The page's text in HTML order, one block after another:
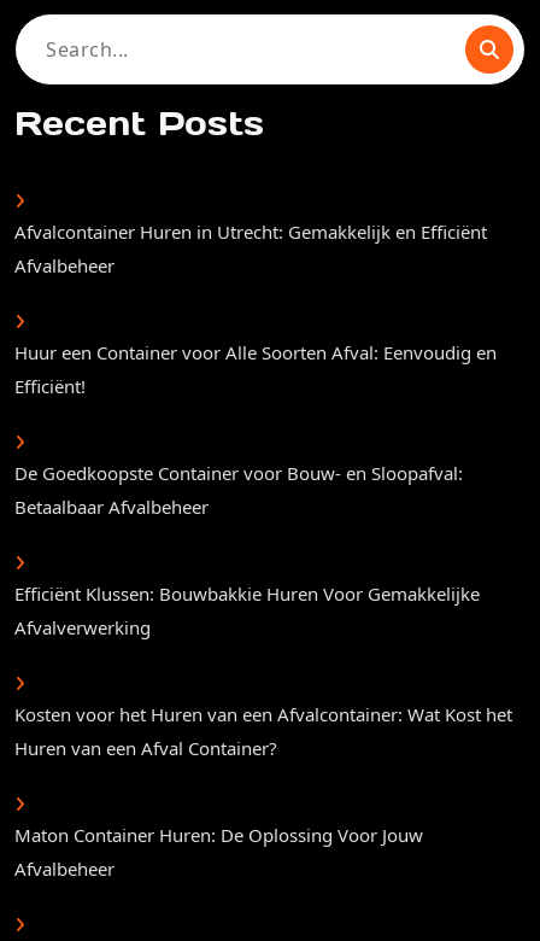
Search
Recent Posts
Afvalcontainer Huren in Utrecht: Gemakkelijk en Efficiënt
Afvalbeheer
Huur een Container voor Alle Soorten Afval: Eenvoudig en
Efficiënt!
De Goedkoopste Container voor Bouw- en Sloopafval:
Betaalbaar Afvalbeheer
Efficiënt Klussen: Bouwbakkie Huren Voor Gemakkelijke
Afvalverwerking
Kosten voor het Huren van een Afvalcontainer: Wat Kost het
Huren van een Afval Container?
Maton Container Huren: De Oplossing Voor Jouw
Afvalbeheer